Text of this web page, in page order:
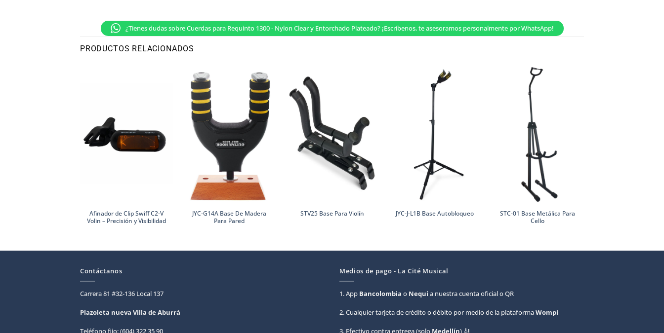
¿Tienes dudas sobre Cuerdas para Requinto 1300 - Nylon Clear y Entorchado Plateado? ¡Escríbenos, te asesoramos personalmente por WhatsApp!
PRODUCTOS RELACIONADOS
Afinador de Clip Swiff C2-V
Volin – Precisión y Visibilidad
JYC-G14A Base De Madera
Para Pared
STV25 Base Para Violín JYC-J-L1B Base Autobloqueo
STC-01 Base Metálica Para
Cello
Contáctanos
Carrera 81 #32-136 Local 137
Plazoleta nueva Villa deAburrá
Teléfono fijo: (604) 322 35 90
Medios de pago - La Cité Musical
1. App Bancolombia o Nequi a nuestra cuenta oficial o QR
2. Cualquier tarjeta de crédito o débito por medio de la plataformaWompi
3. Efectivo contra entrega (solo Medellín) 🎻